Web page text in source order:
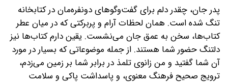
پدر جان، چقدر دلم برای گفت‌وگوهای دونفره‌مان در کتابخانه
تنگ شده است. همان لحظات آرام و پربرکتی که در میان عطر
کتاب‌ها، سخن به عمق جان می‌نشست. یقین دارم کتاب‌ها نیز
دلتنگ حضور شما هستند. از جمله موضوعاتی که بسیار در مورد
آن شما گفتید و من زانوی تلمذ در برابر شما بر زمین می‌زدم،
ترویج صحیح فرهنگ معنوی، و پاسداشت پاکی و سلامت